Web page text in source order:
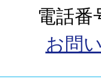
電話番
お問